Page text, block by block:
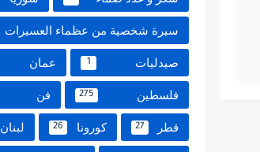
سيرة شخصية من عظماء العسيرات
صيدليات 1 عمان
فلسطين 275 فن
قطر 27 كورونا 26 لبنان